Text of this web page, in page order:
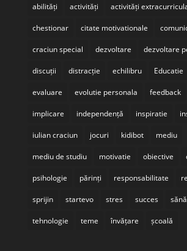
abilități activități activități
chestionar citate motivationale
craciun special dezvoltare dezvoltare
discuții distracție echilibru Educatie
evaluare evolutie personala feedback
implicare independență inspiratie
iulian craciun jocuri kidibot mediu
mediu de studiu motivatie obiective
psihologie părinți responsabilitate
sprijin startevo stres succes
tehnologie teme învățare școală